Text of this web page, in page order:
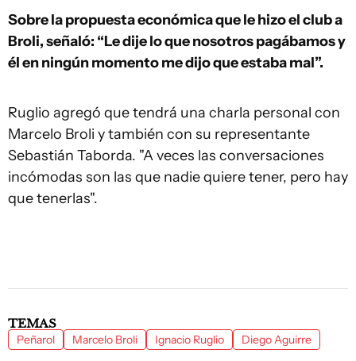
Sobre la propuesta económica que le hizo el club a
Broli, señaló: “Le dije lo que nosotros pagábamos y
él en ningún momento me dijo que estaba mal”.
Ruglio agregó que tendrá una charla personal con
Marcelo Broli y también con su representante
Sebastián Taborda. "A veces las conversaciones
incómodas son las que nadie quiere tener, pero hay
que tenerlas".
TEMAS
Peñarol Marcelo Broli Ignacio Ruglio Diego Aguirre